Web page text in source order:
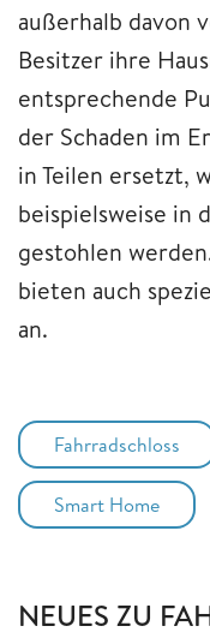
außerhalb davon
Besitzer ihre
entsprechende
der Schaden im
in Teilen ersetzt,
beispielsweise in
gestohlen
bieten auch
an.
Fahrradschloss
Smart Home
NEUES ZU